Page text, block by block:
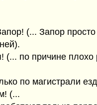
(... Запор
(... по причине
по магистрали
(...